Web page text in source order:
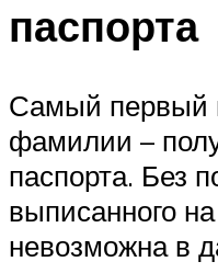
паспорта
Самый первый
фамилии –
паспорта. Без
выписанного
невозможна в